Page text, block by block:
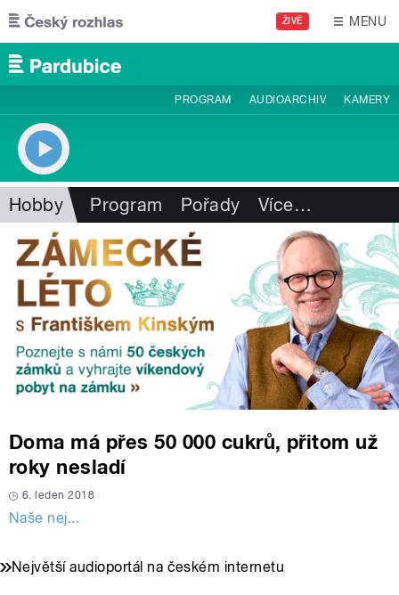
Přejít k hlavnímu obsahu
ŽIVĚ MENU
PROGRAM AUDIOARCHIV KAMERY
Hobby Program Pořady Více…
Doma má přes 50 000 cukrů, přitom už
roky nesladí
6. leden 2018
Naše nej...
Největší audioportál na českém internetu